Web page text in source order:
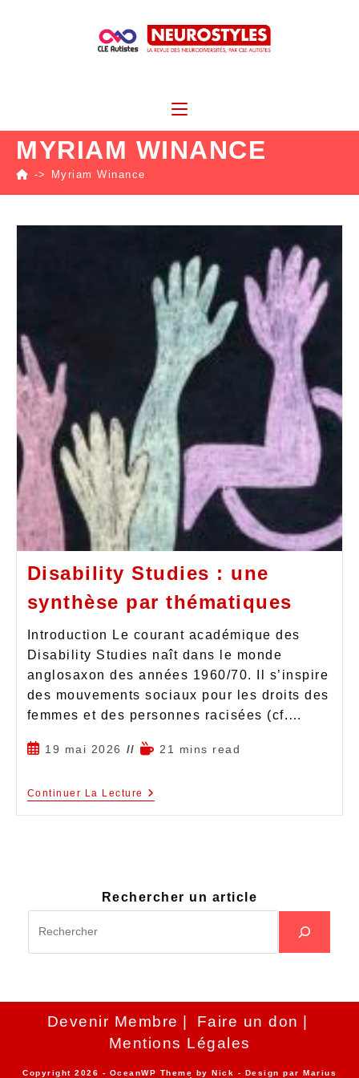
MYRIAM WINANCE
-> Myriam Winance
Disability Studies : une
synthèse par thématiques
Introduction Le courant académique des
Disability Studies naît dans le monde
anglosaxon des années 1960/70. Il s’inspire
des mouvements sociaux pour les droits des
femmes et des personnes racisées (cf.…
19 mai 2026 21 mins read
Continuer La Lecture
Rechercher un article
Devenir Membre
Faire un don
Mentions Légales
Copyright 2026 - OceanWP Theme by Nick - Design par Marius